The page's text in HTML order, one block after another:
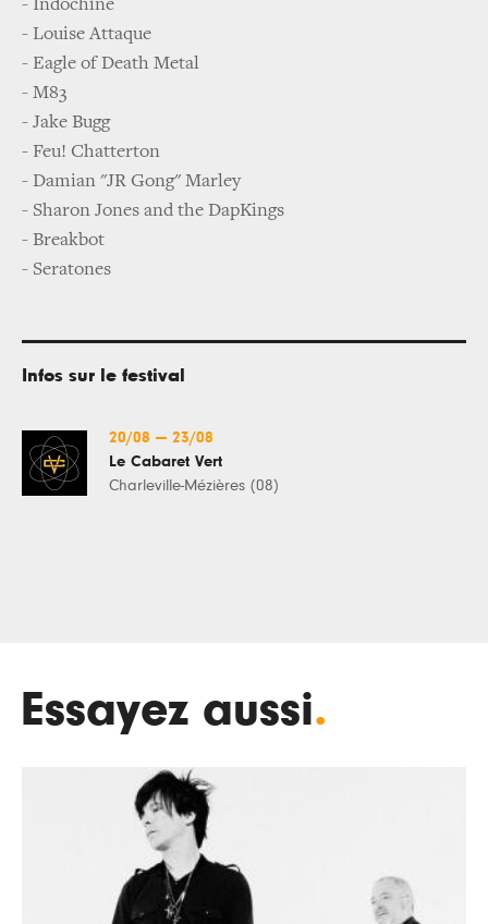
- Indochine
- Louise Attaque
- Eagle of Death Metal
- M83
- Jake Bugg
- Feu! Chatterton
- Damian "JR Gong" Marley
- Sharon Jones and the DapKings
- Breakbot
- Seratones
Infos sur le festival
20/08 — 23/08
Le Cabaret Vert
Charleville-Mézières (08)
Essayez aussi.